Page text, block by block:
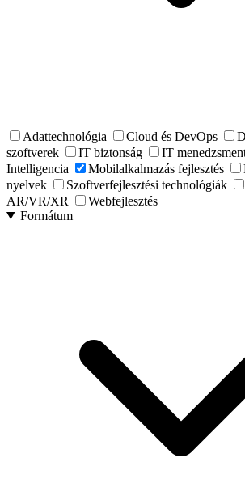
Adattechnológia Cloud és DevOps
szoftverek
IT biztonság IT
Intelligencia
Mobilalkalmazás fejlesztés
nyelvek
Szoftverfejlesztési technológiák
AR/VR/XR
Webfejlesztés
Formátum